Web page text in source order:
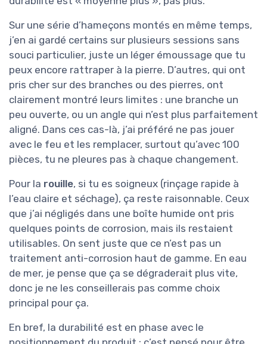
Sur une série d’hameçons montés en même temps,
j’en ai gardé certains sur plusieurs sessions sans
souci particulier, juste un léger émoussage que tu
peux encore rattraper à la pierre. D’autres, qui ont
pris cher sur des branches ou des pierres, ont
clairement montré leurs limites : une branche un
peu ouverte, ou un angle qui n’est plus parfaitement
aligné. Dans ces cas-là, j’ai préféré ne pas jouer
avec le feu et les remplacer, surtout qu’avec 100
pièces, tu ne pleures pas à chaque changement.
Pour la rouille, si tu es soigneux (rinçage rapide à
l’eau claire et séchage), ça reste raisonnable. Ceux
que j’ai négligés dans une boîte humide ont pris
quelques points de corrosion, mais ils restaient
utilisables. On sent juste que ce n’est pas un
traitement anti-corrosion haut de gamme. En eau
de mer, je pense que ça se dégraderait plus vite,
donc je ne les conseillerais pas comme choix
principal pour ça.
En bref, la durabilité est en phase avec le